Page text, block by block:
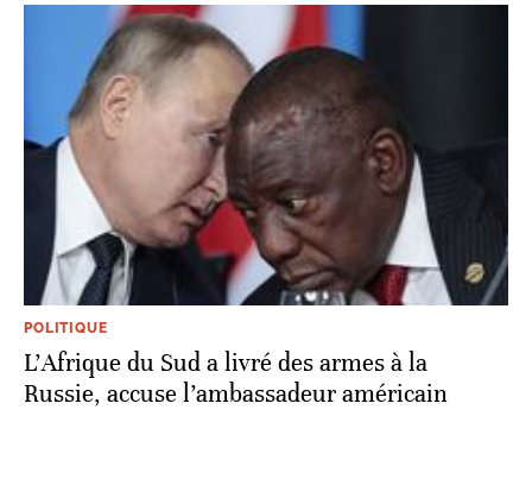
POLITIQUE
L’Afrique du Sud a livré des armes à la
Russie, accuse l’ambassadeur américain